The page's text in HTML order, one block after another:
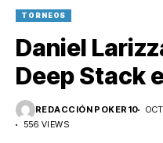
TORNEOS
Daniel
Deep Stack
REDACCIÓN POKER10
556 VIEWS